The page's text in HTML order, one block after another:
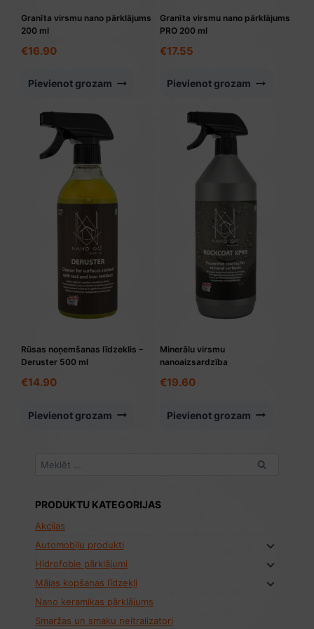
Granīta virsmu nano pārklājums
200 ml
€16.90
Pievienot grozam
Granīta virsmu nano pārklājums
PRO 200 ml
€17.55
Pievienot grozam
Rūsas noņemšanas līdzeklis –
Deruster 500 ml
€14.90
Pievienot grozam
Minerālu virsmu
nanoaizsardzība
€19.60
Pievienot grozam
Meklēt:
PRODUKTU KATEGORIJAS
Akcijas
Automobiļu produkti
Hidrofobie pārklājumi
Mājas kopšanas līdzekļi
Nano keramikas pārklājums
Smaržas un smaku neitralizatori